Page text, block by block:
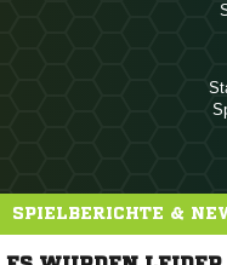
SPIELBERICHTE &